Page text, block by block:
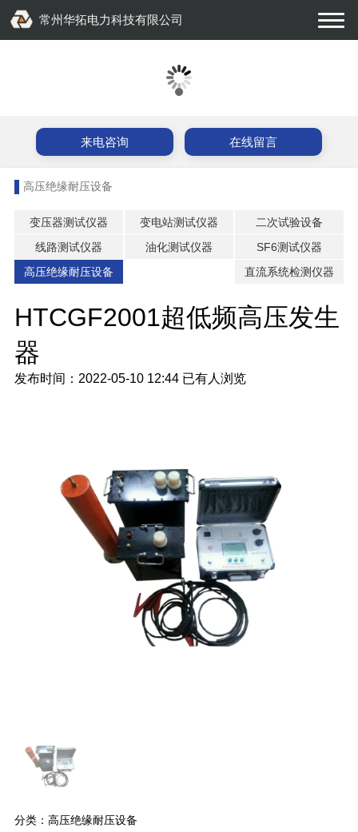
常州华拓电力科技有限公司
来电咨询 在线留言
高压绝缘耐压设备
变压器测试仪器 变电站测试仪器
二次试验设备
线路测试仪器
油化测试仪器
SF6测试仪器
高压绝缘耐压设备
直流系统检测仪器
HTCGF2001超低频高压发生
器
发布时间：2022-05-10 12:44 已有人浏览
分类：高压绝缘耐压设备